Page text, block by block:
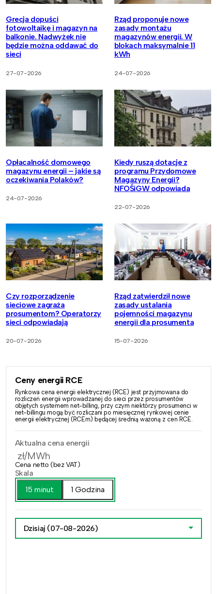
Grecja dopuści
fotowoltaikę i magazyn na
balkonie. Nadwyżek nie
będzie można oddawać do
sieci
27-07-2026
Rząd proponuje nowe
zasady montażu
magazynów energii. W
blokach maksymalnie 11
kWh
24-07-2026
Opłacalność domowego
magazynu energii – jakie są
oczekiwania Polaków?
24-07-2026
Kiedy ruszą dotacje z
programu Przydomowe
Magazyny Energii?
NFOŚiGW odpowiada
22-07-2026
Czy rozporządzenie
sieciowe zagraża
prosumentom? Operatorzy
sieci odpowiadają
20-07-2026
Rząd zatwierdził nowe
zasady ustalania
pojemności magazynu
energii dla prosumenta
15-07-2026
Ceny energii RCE
Rynkowa cena energii elektrycznej (RCE) jest przyjmowana do
rozliczeń energii wprowadzanej do sieci przez prosumentów
objętych systemem net-billing, przy czym niektórzy prosumenci w
net-billingu mogą być rozliczani po miesięcznej rynkowej cenie
energii elektrycznej (RCEm) będącej średnią ważoną z cen RCE.
Aktualna cena energii
zł/MWh
Cena netto (bez VAT)
Skala
15 minut
1 Godzina
Dzisiaj (07-08-2026)